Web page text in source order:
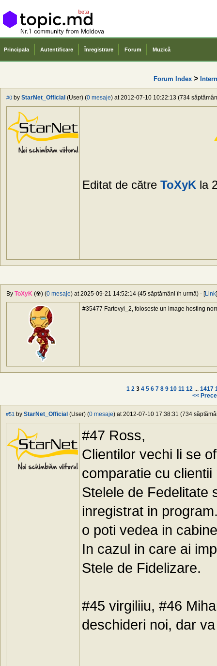
Principala Autentificare Înregistrare Forum Muzică
Forum Index>
#0 by StarNet_Official (User) (0 mesaje) at 2012-07-10 10:22:13 (734
Editat de către ToXyK la
By ToXyK (☢) (0 mesaje) at 2025-09-21 14:52:14 (45 săptămâni în urmă) - [Link]
#35477 Fartovyi_2, foloseste un image hosting
1 2 3 4 5 6 7 8 9 10 11 12... 1417
<<
#51 by StarNet_Official (User) (0 mesaje) at 2012-07-10 17:38:31 (734
#47 Ross,
Clientilor vechi li se
comparatie cu clientii
Stelele de Fedelitate
inregistrat in
o poti vedea in
In cazul in care ai
Stele de Fidelizare.
#45 virgiliiu, #46
deschideri noi, dar